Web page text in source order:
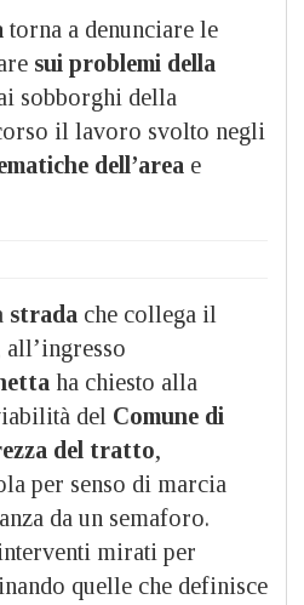
torna a denunciare le
sui problemi della
sobborghi della
il lavoro svolto negli
dell’area e
strada che collega il
all’ingresso
ha chiesto alla
del Comune di
del tratto,
per senso di marcia
da un semaforo.
mirati per
quelle che definisce